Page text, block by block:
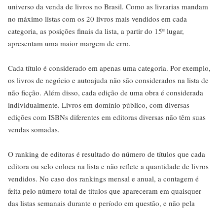
universo da venda de livros no Brasil. Como as livrarias mandam
no máximo listas com os 20 livros mais vendidos em cada
categoria, as posições finais da lista, a partir do 15º lugar,
apresentam uma maior margem de erro.
Cada título é considerado em apenas uma categoria. Por exemplo,
os livros de negócio e autoajuda não são considerados na lista de
não ficção. Além disso, cada edição de uma obra é considerada
individualmente. Livros em domínio público, com diversas
edições com ISBNs diferentes em editoras diversas não têm suas
vendas somadas.
O ranking de editoras é resultado do número de títulos que cada
editora ou selo coloca na lista e não reflete a quantidade de livros
vendidos. No caso dos rankings mensal e anual, a contagem é
feita pelo número total de títulos que apareceram em quaisquer
das listas semanais durante o período em questão, e não pela